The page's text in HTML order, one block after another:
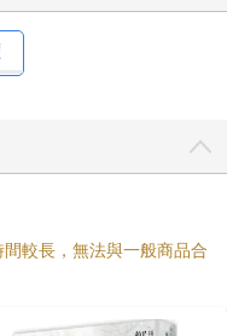
較長，無法與一般商品合